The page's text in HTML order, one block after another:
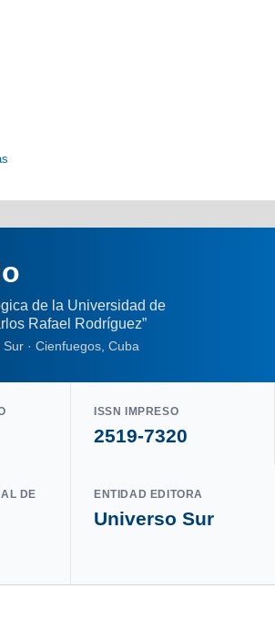
de la Universidad de
Rafael Rodríguez”
· Cienfuegos, Cuba
ISSN IMPRESO
2519-7320
DE
ENTIDAD EDITORA
Universo Sur